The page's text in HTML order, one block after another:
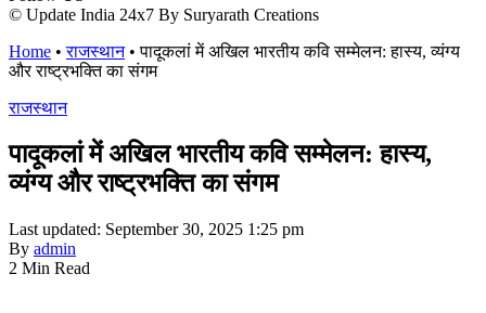
© Update India 24x7 By Suryarath Creations
Home •राजस्थान•पादूकलां में अखिल भारतीय कवि सम्मेलन: हास्य, व्यंग्य
और राष्ट्रभक्ति का संगम
राजस्थान
पादूकलां में अखिल भारतीय कवि सम्मेलन: हास्य,
व्यंग्य और राष्ट्रभक्ति का संगम
Last updated: September 30, 2025 1:25 pm
By admin
2 Min Read